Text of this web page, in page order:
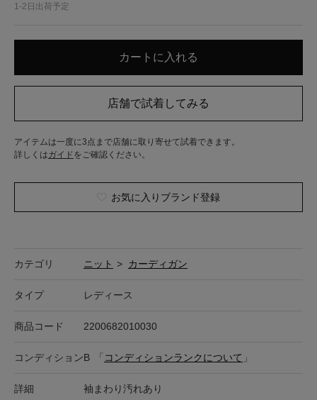
1-2日出荷予定
アイテムは一度に3点まで店舗に取り寄せて試着できます。
詳しくはガイド をご確認ください。
お気に入りブランド登録
カテゴリ ニット > カーディガン
タイプ レディース
商品コード 2200682010030
コンディションB 「 コンディションランクについて 」
詳細 袖まわり汚れあり